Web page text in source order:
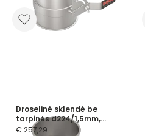
Droselinė sklendė be
tarpinės d224/1,5mm,
rankinė, cinkuota
€ 257,29